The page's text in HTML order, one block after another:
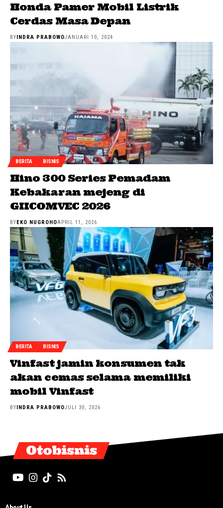
Honda Pamer Mobil Listrik
Cerdas Masa Depan
BYINDRA PRABOWOJANUARI 10, 2024
BERITA BISNIS
Hino 300 Series Pemadam
Kebakaran mejeng di
GIICOMVEC 2026
BYEKO NUGROHOAPRIL 11, 2026
BERITA BISNIS
Vinfast jamin konsumen tak
akan cemas selama memiliki
mobil Vinfast
BYINDRA PRABOWOJULI 30, 2026
Otobisnis